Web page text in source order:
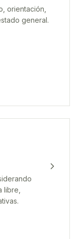
orientación,
general.
libre,